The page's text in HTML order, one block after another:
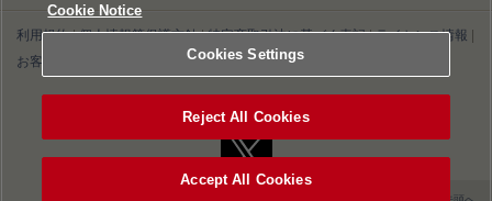
利用規約|個人情報等保護方針|特定商取引法に基づく表記|ライセンス情報
お客様情報の外部送信について|Cookies Settings
Cookie Notice
Cookies Settings
Reject All Cookies
Accept All Cookies